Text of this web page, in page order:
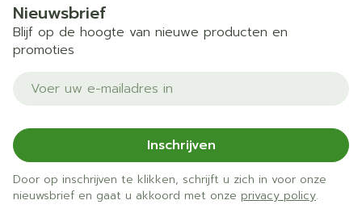
Nieuwsbrief
Blijf op de hoogte van nieuwe producten en
promoties
E-mail adres
Inschrijven
Door op inschrijven te klikken, schrijft u zich in voor onze
nieuwsbrief en gaat u akkoord met onze privacy policy.